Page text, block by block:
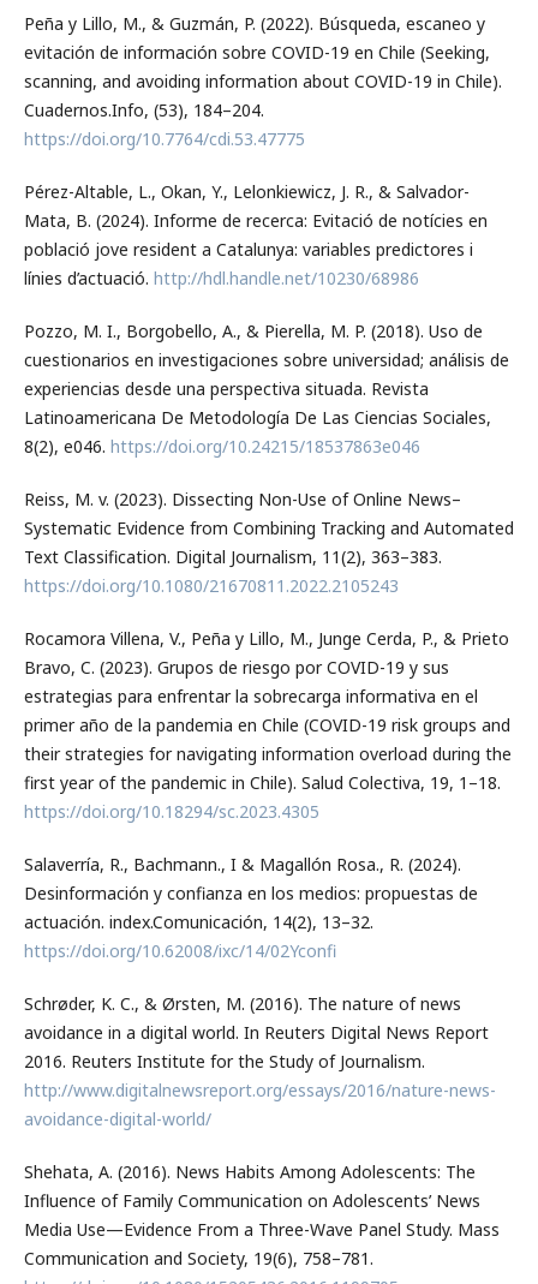
Peña y Lillo, M., & Guzmán, P. (2022). Búsqueda, escaneo y
evitación de información sobre COVID-19 en Chile (Seeking,
scanning, and avoiding information about COVID-19 in Chile).
Cuadernos.Info, (53), 184–204.
https://doi.org/10.7764/cdi.53.47775
Pérez-Altable, L., Okan, Y., Lelonkiewicz, J. R., & Salvador-
Mata, B. (2024). Informe de recerca: Evitació de notícies en
població jove resident a Catalunya: variables predictores i
línies d’actuació. http://hdl.handle.net/10230/68986
Pozzo, M. I., Borgobello, A., & Pierella, M. P. (2018). Uso de
cuestionarios en investigaciones sobre universidad; análisis de
experiencias desde una perspectiva situada. Revista
Latinoamericana De Metodología De Las Ciencias Sociales,
8(2), e046. https://doi.org/10.24215/18537863e046
Reiss, M. v. (2023). Dissecting Non-Use of Online News–
Systematic Evidence from Combining Tracking and Automated
Text Classification. Digital Journalism, 11(2), 363–383.
https://doi.org/10.1080/21670811.2022.2105243
Rocamora Villena, V., Peña y Lillo, M., Junge Cerda, P., & Prieto
Bravo, C. (2023). Grupos de riesgo por COVID-19 y sus
estrategias para enfrentar la sobrecarga informativa en el
primer año de la pandemia en Chile (COVID-19 risk groups and
their strategies for navigating information overload during the
first year of the pandemic in Chile). Salud Colectiva, 19, 1–18.
https://doi.org/10.18294/sc.2023.4305
Salaverría, R., Bachmann., I & Magallón Rosa., R. (2024).
Desinformación y confianza en los medios: propuestas de
actuación. index.Comunicación, 14(2), 13–32.
https://doi.org/10.62008/ixc/14/02Yconfi
Schrøder, K. C., & Ørsten, M. (2016). The nature of news
avoidance in a digital world. In Reuters Digital News Report
2016. Reuters Institute for the Study of Journalism.
http://www.digitalnewsreport.org/essays/2016/nature-news-
avoidance-digital-world/
Shehata, A. (2016). News Habits Among Adolescents: The
Influence of Family Communication on Adolescents’ News
Media Use—Evidence From a Three-Wave Panel Study. Mass
Communication and Society, 19(6), 758–781.